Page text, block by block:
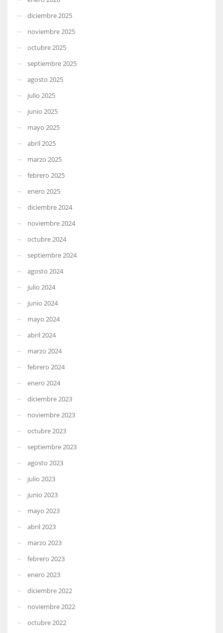
diciembre 2025
noviembre 2025
octubre 2025
septiembre 2025
agosto 2025
julio 2025
junio 2025
mayo 2025
abril 2025
marzo 2025
febrero 2025
enero 2025
diciembre 2024
noviembre 2024
octubre 2024
septiembre 2024
agosto 2024
julio 2024
junio 2024
mayo 2024
abril 2024
marzo 2024
febrero 2024
enero 2024
diciembre 2023
noviembre 2023
octubre 2023
septiembre 2023
agosto 2023
julio 2023
junio 2023
mayo 2023
abril 2023
marzo 2023
febrero 2023
enero 2023
diciembre 2022
noviembre 2022
octubre 2022